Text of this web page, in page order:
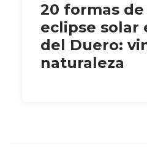
20 formas
eclipse solar
del Duero:
naturaleza